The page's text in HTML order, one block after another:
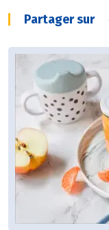
Partager sur